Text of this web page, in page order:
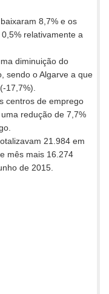
8,7% e os
relativamente a
diminuição do
sendo o Algarve a que
17,7%).
centros de emprego
redução de 7,7%
21.984 em
mês mais 16.274
de 2015.